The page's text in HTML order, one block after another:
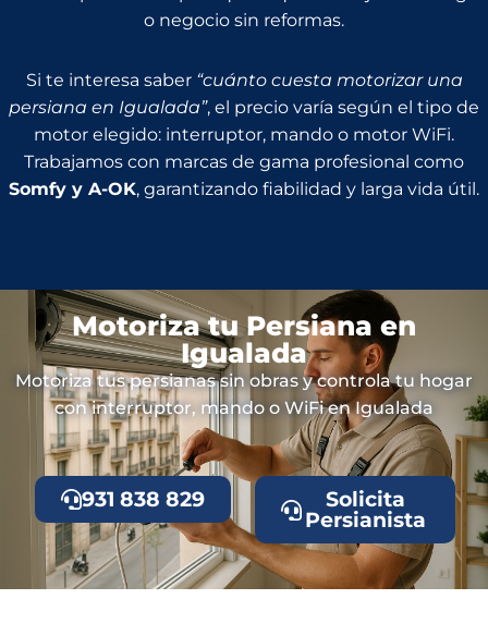
o negocio sin reformas.
Si te interesa saber “cuánto cuesta motorizar una
persiana en Igualada”, el precio varía según el tipo de
motor elegido: interruptor, mando o motor WiFi.
Trabajamos con marcas de gama profesional como
Somfy y A-OK, garantizando fiabilidad y larga vida útil.
Motoriza tu Persiana en
Igualada
Motoriza tus persianas sin obras y controla tu hogar
con interruptor, mando o WiFi en Igualada
931 838 829
Solicita
Persianista